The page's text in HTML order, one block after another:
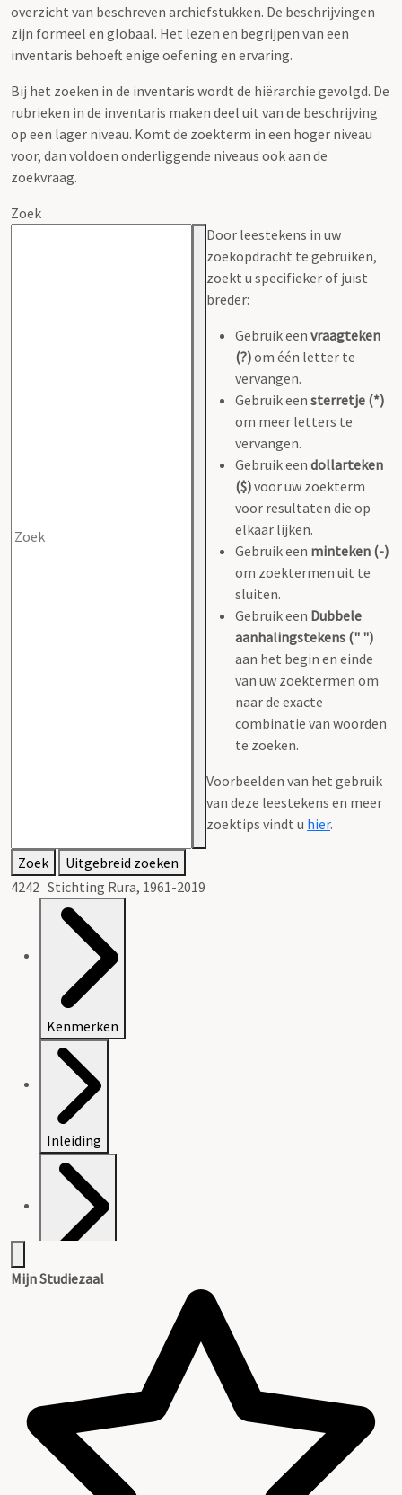
overzicht van beschreven archiefstukken. De beschrijvingen
zijn formeel en globaal. Het lezen en begrijpen van een
inventaris behoeft enige oefening en ervaring.
Bij het zoeken in de inventaris wordt de hiërarchie gevolgd. De
rubrieken in de inventaris maken deel uit van de beschrijving
op een lager niveau. Komt de zoekterm in een hoger niveau
voor, dan voldoen onderliggende niveaus ook aan de
zoekvraag.
Zoek
Door leestekens in uw
zoekopdracht te gebruiken,
zoekt u specifieker of juist
breder:
Gebruik een vraagteken
(?)om één letter te
vervangen.
Gebruik een sterretje (*)
om meer letters te
vervangen.
Gebruik een dollarteken
($)voor uw zoekterm
voor resultaten die op
elkaar lijken.
Gebruik een minteken (-)
om zoektermen uit te
sluiten.
Gebruik een Dubbele
aanhalingstekens (" ")
aan het begin en einde
van uw zoektermen om
naar de exacte
combinatie van woorden
te zoeken.
Voorbeelden van het gebruik
van deze leestekens en meer
zoektips vindt u hier.
Zoek
Uitgebreid zoeken
4242 Stichting Rura, 1961-2019
Kenmerken
Inleiding
Mijn Studiezaal